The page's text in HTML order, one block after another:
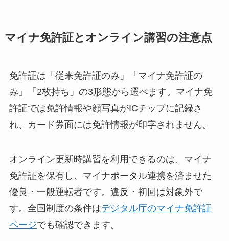
マイナ免許証とオンライン講習の注意点
免許証は「従来免許証のみ」「マイナ免許証の
み」「2枚持ち」の3形態から選べます。マイナ免
許証では免許情報や顔写真がICチップに記録さ
れ、カード券面には免許情報が印字されません。
オンライン更新時講習を利用できるのは、マイナ
免許証を保有し、マイナポータル連携を済ませた
優良・一般運転者です。違反・初回は対象外で
す。全国制度の条件はデジタル庁のマイナ免許証
ページでも確認できます。